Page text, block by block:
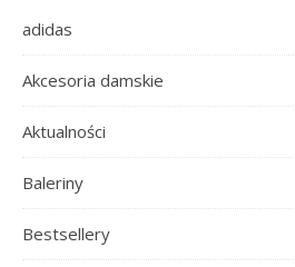
adidas
Akcesoria damskie
Aktualności
Baleriny
Bestsellery